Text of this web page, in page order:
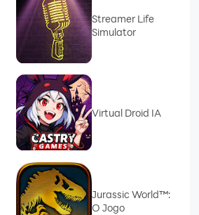
Streamer Life
Simulator
Virtual Droid IA
Jurassic World™:
O Jogo